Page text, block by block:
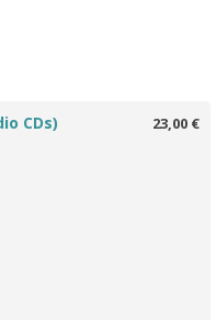
23,00 €
CDs)